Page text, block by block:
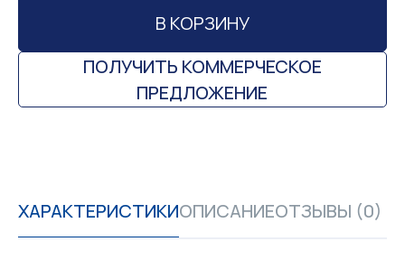
В КОРЗИНУ
ПОЛУЧИТЬ КОММЕРЧЕСКОЕ
ПРЕДЛОЖЕНИЕ
ХАРАКТЕРИСТИКИОПИСАНИЕОТЗЫВЫ (0)